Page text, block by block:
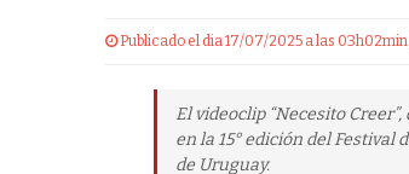
Publicado el dia 17/07/2025 a las
El videoclip “Necesito
en la 15° edición del Festival
de Uruguay.